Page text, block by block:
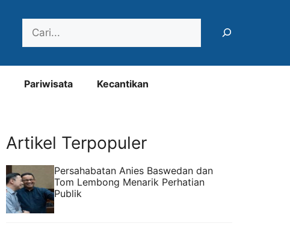
Pariwisata Kecantikan
Artikel Terpopuler
Persahabatan Anies Baswedan dan
Tom Lembong Menarik Perhatian
Publik